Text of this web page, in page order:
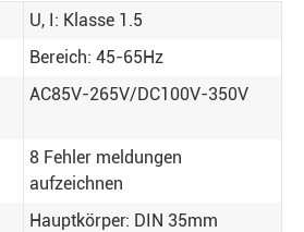
U, I: Klasse 1.5
Bereich: 45-65Hz
AC85V-265V/DC100V-350V
8 Fehler meldungen
aufzeichnen
Hauptkörper: DIN 35mm